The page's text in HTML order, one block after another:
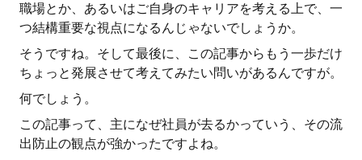
職場とか、あるいはご自身のキャリアを考える上で、一
つ結構重要な視点になるんじゃないでしょうか。
そうですね。そして最後に、この記事からもう一歩だけ
ちょっと発展させて考えてみたい問いがあるんですが。
何でしょう。
この記事って、主になぜ社員が去るかっていう、その流
出防止の観点が強かったですよね。